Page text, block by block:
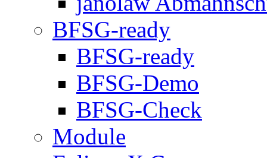
BFSG-ready
BFSG-ready
BFSG-Demo
BFSG-Check
Module